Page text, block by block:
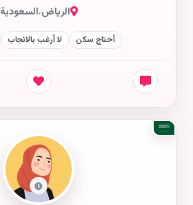
الرياض،السعودية
أحتاج سكن لا أرغب بالانجاب